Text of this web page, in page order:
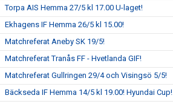
Torpa AIS Hemma 27/5 kl 17.00 U-laget!
Ekhagens IF Hemma 26/5 kl 15.00!
Matchreferat Aneby SK 19/5!
Matchreferat Tranås FF - Hvetlanda GIF!
Matchreferat Gullringen 29/4 och Visingsö 5/5!
Bäckseda IF Hemma 14/5 kl 19.00! Hyundai Cup!